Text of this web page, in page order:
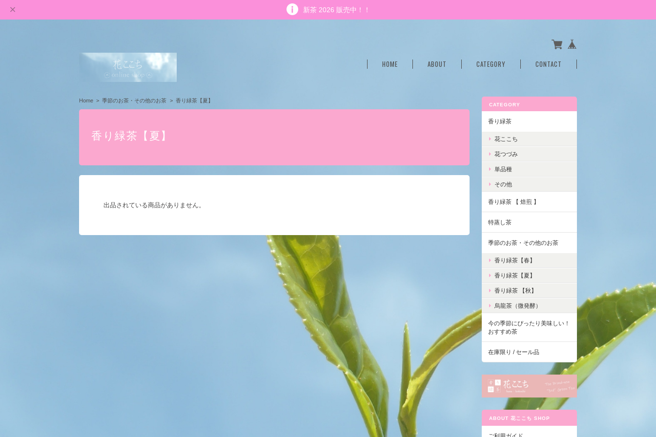
新茶 2026 販売中！！
HOME ABOUT CATEGORY CONTACT
Home 季節のお茶・その他のお茶 香り緑茶【夏】
香り緑茶【夏】
出品されている商品がありません。
CATEGORY
香り緑茶
花ここち
花つづみ
単品種
その他
香り緑茶 【 焙煎 】
特蒸し茶
季節のお茶・その他のお茶
香り緑茶【春】
香り緑茶【夏】
香り緑茶 【秋】
烏龍茶（微発酵）
今の季節にぴったり美味しい！
おすすめ茶
在庫限り / セール品
ABOUT 花ここち SHOP
ご利用ガイド